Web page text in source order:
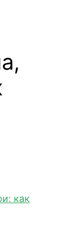
как